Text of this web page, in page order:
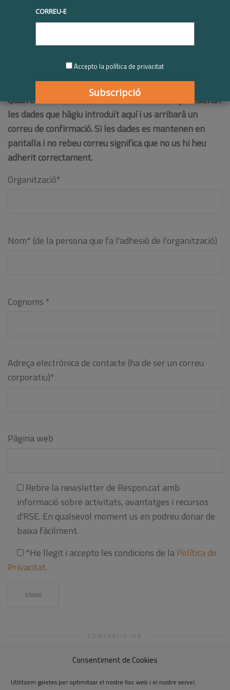
Consentiment de Cookies
Utilitzem galetes per optimitzar el nostre lloc web i el nostre servei.
Les dades marcades amb asterisc (*) són obligatòries.
Quan envieu correctament el formulari desapareixeran
les dades que hàgiu introduït aquí i us arribarà un
correu de confirmació. Si les dades es mantenen en
pantalla i no rebeu correu significa que no us hi heu
adherit correctament.
Organització*
Nom* (de la persona que fa l'adhesió de l'organització)
Cognoms *
Adreça electrònica de contacte (ha de ser un correu
corporatiu)*
Pàgina web
Rebre la newsletter de Respon.cat amb
informació sobre activitats, avantatges i recursos
d'RSE. En qualsevol moment us en podreu donar de
baixa fàcilment.
*He llegit i accepto les condicions de laPolítica de
Privacitat.
COMPARTIU-HO
CORREU-E
Accepto la política de privacitat